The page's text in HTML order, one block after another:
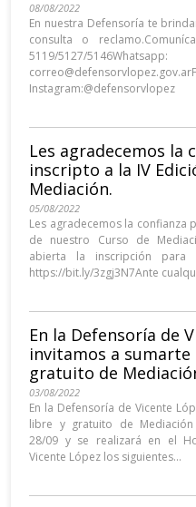
08/08/2022
En nuestra Defensoría te
consulta o
5119/5127/
Instagram:@defensorvlopez
Les agradecemos la
inscripto a la IV
Mediación.
05/08/2022
Les agradecemos la confianza
de nuestro Curso de
abierta la inscripción para
https://bit.ly/3zgj3N7Ante
En la Defensoría de
invitamos a
gratuito de
03/08/2022
En la Defensoría de Vicente
libre y gratuito de Mediación
28/09 y se realizará en el
Vicente López los siguientes...